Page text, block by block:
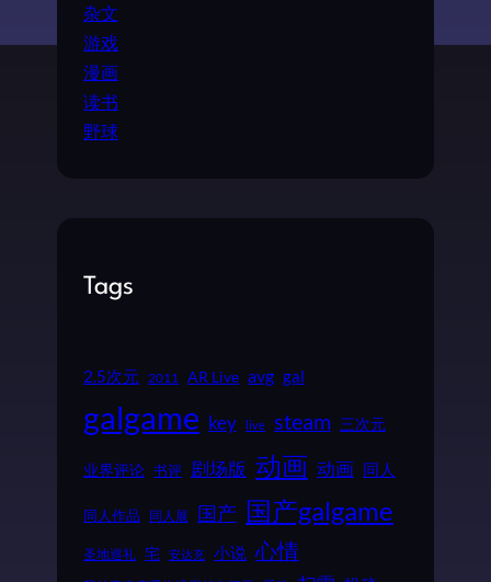
杂文
游戏
漫画
读书
野球
Tags
2.5次元 2011 AR Live avg gal
galgame key live steam 三次元
业界评论 书评 剧场版 动画 动画 同人
同人作品 同人展 国产 国产galgame
圣地巡礼 宅 安达充 小说 心情